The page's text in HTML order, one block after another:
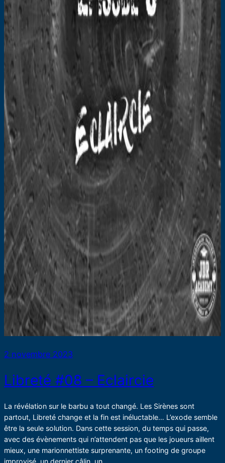
2 novembre 2023
Libreté #08 – Eclaircie
La révélation sur le barbu a tout changé. Les Sirènes sont
partout, Libreté change et la fin est inéluctable… L’exode semble
être la seule solution. Dans cette session, du temps qui passe,
avec des évènements qui n’attendent pas que les joueurs aillent
mieux, une marionnettiste surprenante, un footing de groupe
improvisé, un dernier câlin, un…